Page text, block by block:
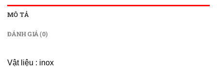
MÔ TẢ
ĐÁNH GIÁ (0)
Vật liệu : inox